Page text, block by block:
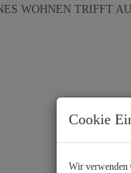
Cookie
Wir verwenden